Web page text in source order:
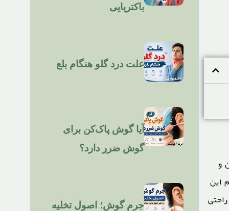
و
این
باکتریایی
علت درد گلو هنگام بلع
آیا گوش پاک‌کن برای
گوش ضرر دارد؟
جرم گوش؛ اصول تخلیه